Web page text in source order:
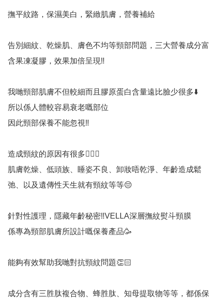
撫平紋路，保濕美白，緊緻肌膚，營養補給
告別細紋、乾燥肌、膚色不均等頸部問題，三大營養成分富
含果凍凝膠，效果加倍呈現‼️
我哋頸部肌膚不但較細而且膠原蛋白含量遠比臉少很多⬇️
所以係人體較容易衰老嘅部位
因此頸部保養不能忽視‼️
造成頸紋的原因有很多💁🏻‍♀️
肌膚乾燥、低頭族、睡姿不良、卸妝唔乾淨、年齡造成鬆
弛、以及遺傳性天生就有頸紋等等😔
針對性護理，隱藏年齡秘密‼️VELLA深層撫紋熨斗頸膜
係專為頸部肌膚所設計嘅保養產品🥳
能夠有效幫助我哋對抗頸紋問題👏🏻
成分含有三胜肽複合物、蜂胜肽、知母提取物等等，都係保